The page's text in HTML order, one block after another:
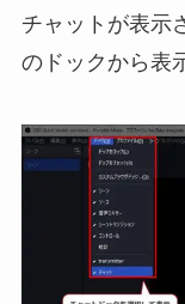
チャットが表示
のドックから表